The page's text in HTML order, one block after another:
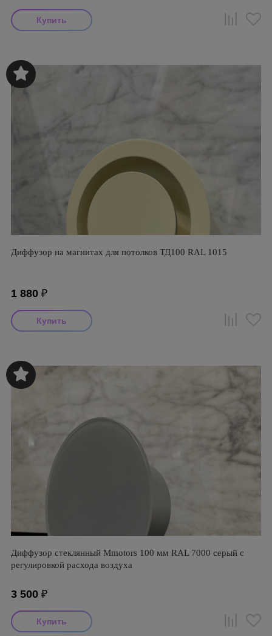
Диффузор на магнитах для потолков ТД100 RAL 1015
1 880 ₽
Диффузор стеклянный Mmotors 100 мм RAL 7000 серый с
регулировкой расхода воздуха
3 500 ₽